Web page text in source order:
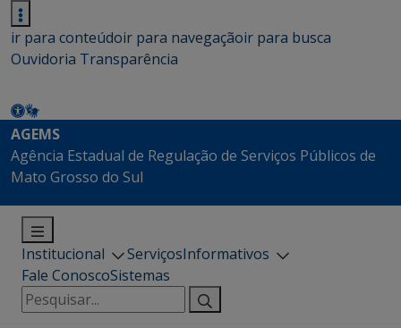
ir para conteúdoir para navegaçãoir para busca
Ouvidoria Transparência
AGEMS
Agência Estadual de Regulação de Serviços Públicos de
Mato Grosso do Sul
Institucional ServiçosInformativos
Fale ConoscoSistemas
Pesquisar
por: